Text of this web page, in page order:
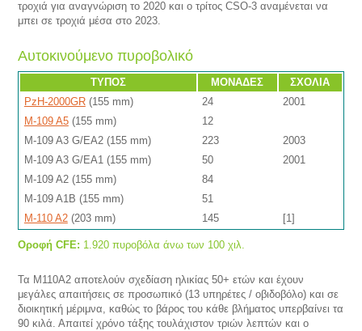
τροχιά για αναγνώριση το 2020 και ο τρίτος CSO-3 αναμένεται να
μπει σε τροχιά μέσα στο 2023.
Αυτοκινούμενο πυροβολικό
ΤΥΠΟΣ ΜΟΝΑΔΕΣ
ΣΧΟΛΙΑ
PzH-2000GR(155 mm) 24
2001
M-109 A5(155 mm)
12
M-109 A3 G/EA2 (155 mm)
223
2003
M-109 A3 G/EA1 (155 mm)
50
2001
M-109 A2 (155 mm)
84
M-109 A1Β (155 mm)
51
M-110 A2(203 mm) 145 [1]
Οροφή CFE: 1.920 πυροβόλα άνω των 100 χιλ.
Τα M110A2 αποτελούν σχεδίαση ηλικίας 50+ ετών και έχουν
μεγάλες απαιτήσεις σε προσωπικό (13 υπηρέτες / οβιδοβόλο) και σε
διοικητική μέριμνα, καθώς το βάρος του κάθε βλήματος υπερβαίνει τα
90 κιλά. Απαιτεί χρόνο τάξης τουλάχιστον τριών λεπτών και ο